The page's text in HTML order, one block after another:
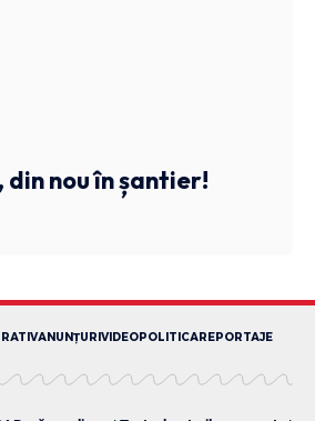
nou în șantier!
ANUNȚURI VIDEOPOLITICAREPORTAJE